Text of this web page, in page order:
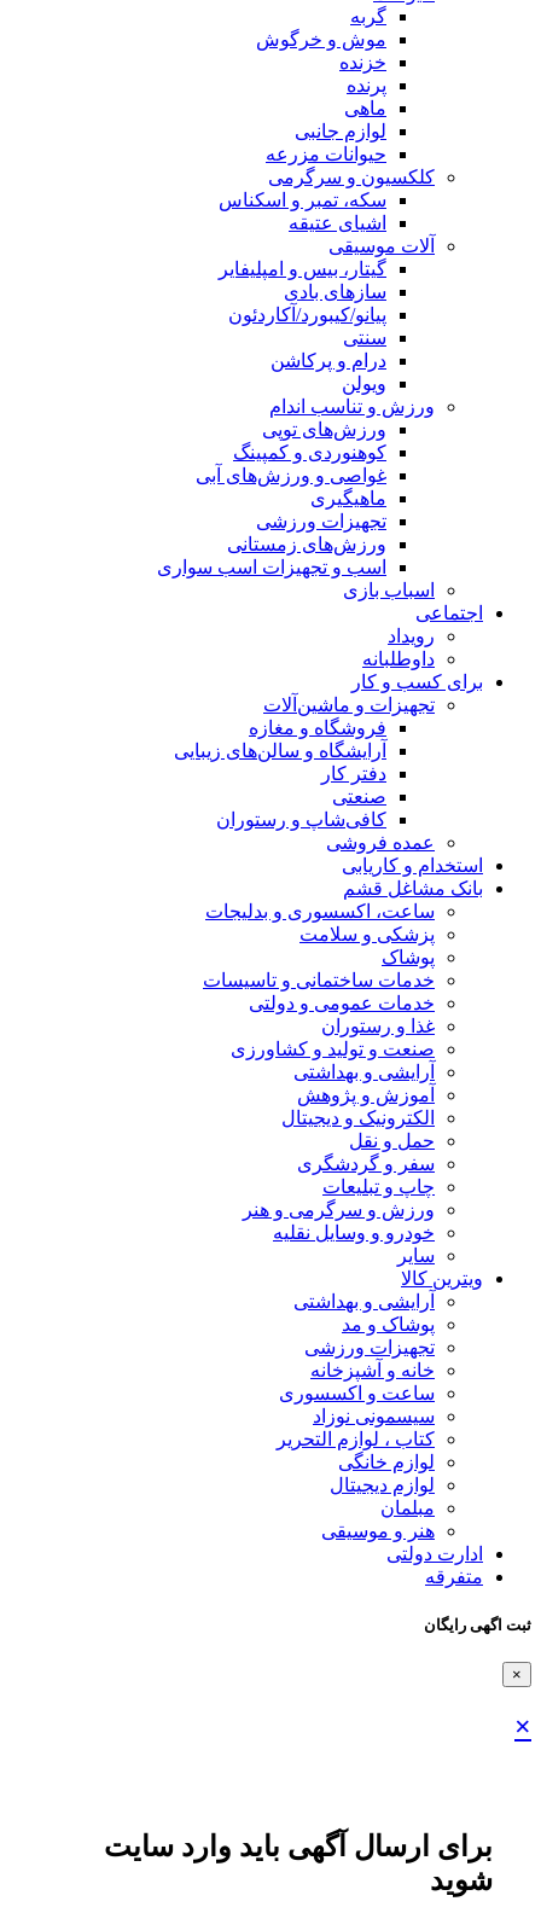
گربه
موش و خرگوش
خزنده
پرنده
ماهی
لوازم جانبی
حیوانات مزرعه
کلکسیون و سرگرمی
سکه، تمبر و اسکناس
اشیای عتیقه
آلات موسیقی
گیتار، بیس و امپلیفایر
سازهای بادی
پیانو/کیبورد/آکاردئون
سنتی
درام و پرکاشن
ویولن
ورزش و تناسب اندام
ورزش‌های توپی
کوهنوردی و کمپینگ
غواصی و ورزش‌های آبی
ماهیگیری
تجهیزات ورزشی
ورزش‌های زمستانی
اسب و تجهیزات اسب سواری
اسباب‌ بازی
اجتماعی
رویداد
داوطلبانه
برای کسب و کار
تجهیزات و ماشین‌آلات
فروشگاه و مغازه
آرایشگاه و سالن‌های زیبایی
دفتر کار
صنعتی
کافی‌شاپ و رستوران
عمده فروشی
استخدام و کاریابی
بانک مشاغل قشم
ساعت، اکسسوری و بدلیجات
پزشکی و سلامت
پوشاک
خدمات ساختمانی و تاسیسات
خدمات عمومی و دولتی
غذا و رستوران
صنعت و تولید و کشاورزی
آرایشی و بهداشتی
آموزش و پژوهش
الکترونیک و دیجیتال
حمل و نقل
سفر و گردشگری
چاپ و تبلیعات
ورزش و سرگرمی و هنر
خودرو و وسایل نقلیه
سایر
ویترین کالا
آرایشی و بهداشتی
پوشاک و مد
تجهیزات ورزشی
خانه و آشپزخانه
ساعت و اکسسوری
سیسمونی نوزاد
کتاب ، لوازم التحریر
لوازم خانگی
لوازم دیجیتال
مبلمان
هنر و موسیقی
ادارت دولتی
متفرقه
ثبت اگهی رایگان
×
×
برای ارسال آگهی باید وارد سایت
شوید